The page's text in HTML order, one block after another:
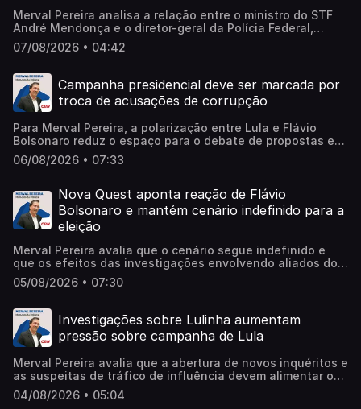
Merval Pereira analisa a relação entre o ministro do STF
André Mendonça e o diretor-geral da Polícia Federal,
Andrei Rodrigues. O comentarista explica como a
desconfiança mútua sobre uma possível interferência
de imparcialidade dos inquéritos. Learn more about your
ad choices. Visit megaphone.fm/adchoices
07/08/2026 • 04:42
Campanha presidencial deve ser marcada por
troca de acusações de corrupção
Para Merval Pereira, a polarização entre Lula e Flávio
Bolsonaro reduz o espaço para o debate de propostas e
transforma a disputa em uma troca de acusações,
principalmente de corrupção. Learn more about your ad
06/08/2026 • 07:33
Nova Quest aponta reação de Flávio
Bolsonaro e mantém cenário indefinido para a
eleição
Merval Pereira avalia que o cenário segue indefinido e
que os efeitos das investigações envolvendo aliados do
governo ainda não foram captados pela pesquisa. Learn
more about your ad choices. Visit
05/08/2026 • 07:30
Investigações sobre Lulinha aumentam
pressão sobre campanha de Lula
Merval Pereira avalia que a abertura de novos inquéritos e
as suspeitas de tráfico de influência devem alimentar o
debate eleitoral nos próximos meses. Learn more about
your ad choices. Visit megaphone.fm/adchoices
04/08/2026 • 05:04